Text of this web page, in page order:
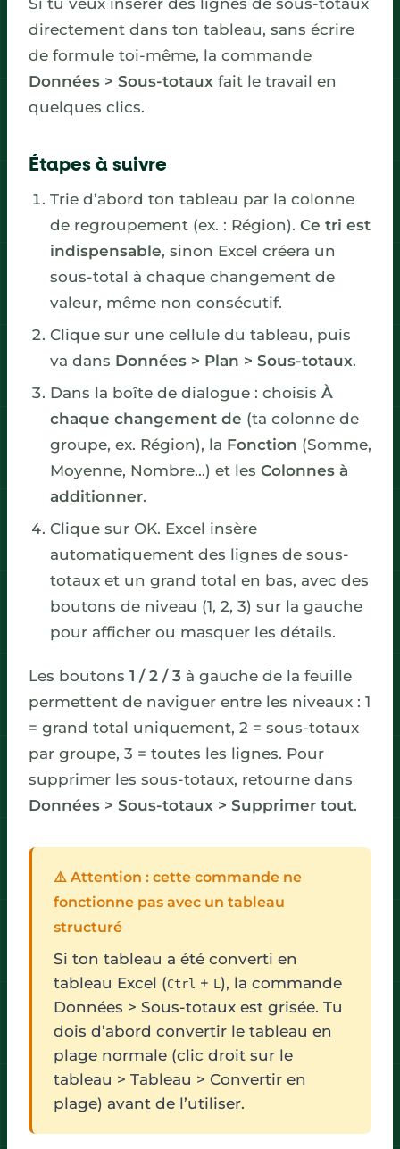
Si tu veux insérer des lignes de sous-totaux
directement dans ton tableau, sans écrire
de formule toi-même, la commande
Données > Sous-totaux fait le travail en
quelques clics.
Étapes à suivre
Trie d’abord ton tableau par la colonne
de regroupement (ex. : Région). Ce tri est
indispensable, sinon Excel créera un
sous-total à chaque changement de
valeur, même non consécutif.
Clique sur une cellule du tableau, puis
va dans Données > Plan > Sous-totaux.
Dans la boîte de dialogue : choisis À
chaque changement de (ta colonne de
groupe, ex. Région), la Fonction (Somme,
Moyenne, Nombre…) et les Colonnes à
additionner.
Clique sur OK. Excel insère
automatiquement des lignes de sous-
totaux et un grand total en bas, avec des
boutons de niveau (1, 2, 3) sur la gauche
pour afficher ou masquer les détails.
Les boutons 1 / 2 / 3 à gauche de la feuille
permettent de naviguer entre les niveaux : 1
= grand total uniquement, 2 = sous-totaux
par groupe, 3 = toutes les lignes. Pour
supprimer les sous-totaux, retourne dans
Données > Sous-totaux > Supprimer tout.
⚠️ Attention : cette commande ne
fonctionne pas avec un tableau
structuré
Si ton tableau a été converti en
tableau Excel (Ctrl + L ), la commande
Données > Sous-totaux est grisée. Tu
dois d’abord convertir le tableau en
plage normale (clic droit sur le
tableau > Tableau > Convertir en
plage) avant de l’utiliser.